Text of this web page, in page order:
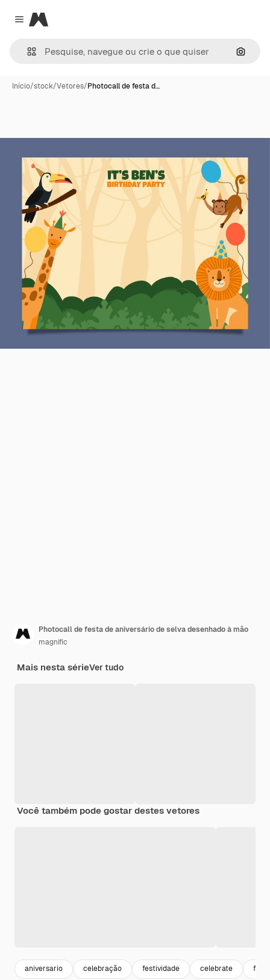
Close menu
Magnific
Início/stock/Vetores/Photocall de festa d…
Photocall de festa de aniversário de selva desenhado à mão
magnific
Mais nesta sérieVer tudo
Você também pode gostar destes vetores
aniversario celebração festividade celebrate festa